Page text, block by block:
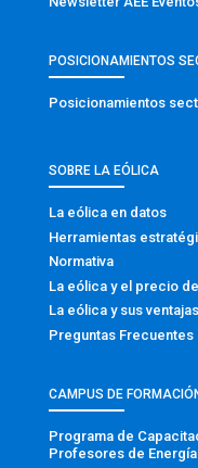
POSICIONAMIENTOS
Posicionamientos
SOBRE LA EÓLICA
La eólica en datos
Herramientas
Normativa
La eólica y el precio
La eólica y sus ventajas
Preguntas Frecuentes
CAMPUS DE
Programa de
Profesores de